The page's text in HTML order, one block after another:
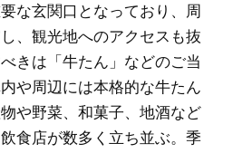
な玄関口となっており、周
、観光地へのアクセスも抜
きは「牛たん」などのご当
や周辺には本格的な牛たん
や野菜、和菓子、地酒など
食店が数多く立ち並ぶ。季